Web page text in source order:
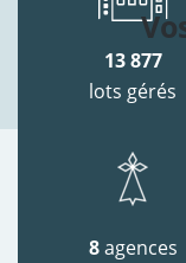
13 877
lots gérés
8agences